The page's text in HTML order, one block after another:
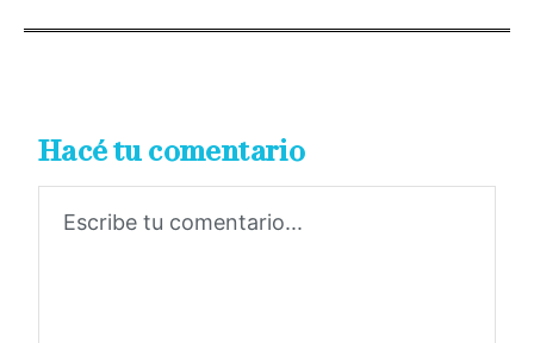
Hacé tu comentario